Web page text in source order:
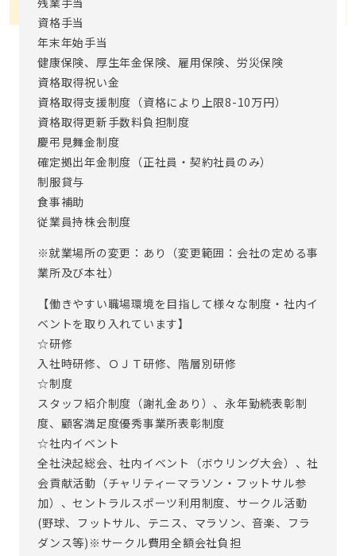
資格手当
年末年始手当
健康保険、厚生年金保険、雇用保険、労災保険
資格取得祝い金
資格取得支援制度（資格により上限8-10万円）
資格取得更新手数料負担制度
慶弔見舞金制度
確定拠出年金制度（正社員・契約社員のみ）
制服貸与
食事補助
従業員持株会制度
※就業場所の変更：あり（変更範囲：会社の定める事
業所及び本社）
【働きやすい職場環境を目指して様々な制度・社内イ
ベントを取り入れています】
☆研修
入社時研修、ＯＪＴ研修、階層別研修
☆制度
スタッフ紹介制度（謝礼金あり）、永年勤続表彰制
度、顧客満足度優秀事業所表彰制度
☆社内イベント
全社決起総会、社内イベント（ボウリング大会）、社
会貢献活動（チャリティーマラソン・フットサル参
加）、セントラルスポーツ利用制度、サークル活動
(野球、フットサル、テニス、マラソン、音楽、フラ
ダンス等)※サークル費用全額会社負担